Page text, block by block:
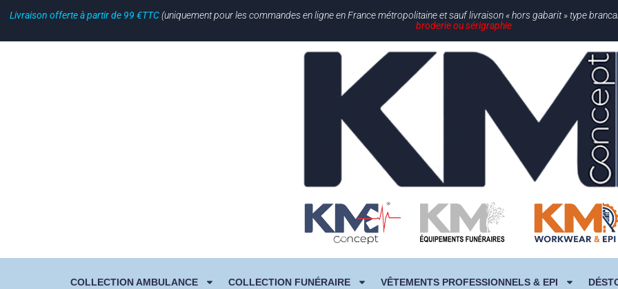
Livraison offerte à partir de 99 €TTC(uniquement pour les commandes en ligne en France métropolitaine et sauf livraison « hors gabarit » type
broderie ou sérigraphie
COLLECTION AMBULANCE COLLECTION FUNÉRAIRE VÊTEMENTS PROFESSIONNELS & EPI